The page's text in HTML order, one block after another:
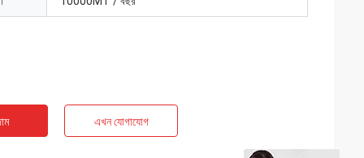
এখন যোগাযোগ